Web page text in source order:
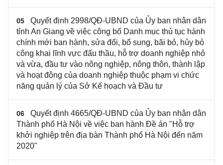
05
Quyết định 2998/QĐ-UBND của Ủy ban nhân dân
tỉnh An Giang về việc công bố Danh mục thủ tục hành
chính mới ban hành, sửa đổi, bổ sung, bãi bỏ, hủy bỏ
công khai lĩnh vực đấu thầu, hỗ trợ doanh nghiệp nhỏ
và vừa, đầu tư vào nông nghiệp, nông thôn, thành lập
và hoạt động của doanh nghiệp thuộc phạm vi chức
năng quản lý của Sở Kế hoạch và Đầu tư
06
Quyết định 4665/QĐ-UBND của Ủy ban nhân dân
Thành phố Hà Nội về việc ban hành Đề án "Hỗ trợ
khởi nghiệp trên địa bàn Thành phố Hà Nội đến năm
2020"